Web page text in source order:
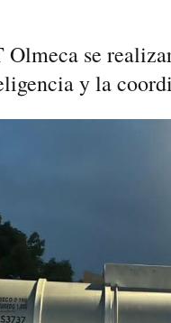
se
y la